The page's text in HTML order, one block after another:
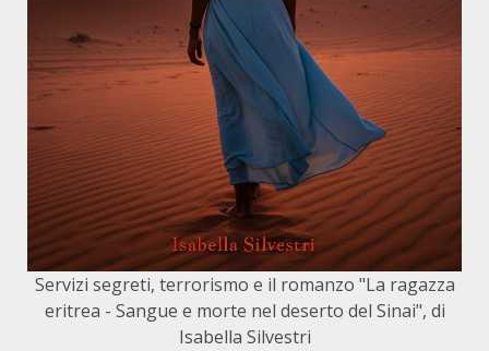
Servizi segreti, terrorismo e il romanzo "La ragazza
eritrea - Sangue e morte nel deserto del Sinai", di
Isabella Silvestri